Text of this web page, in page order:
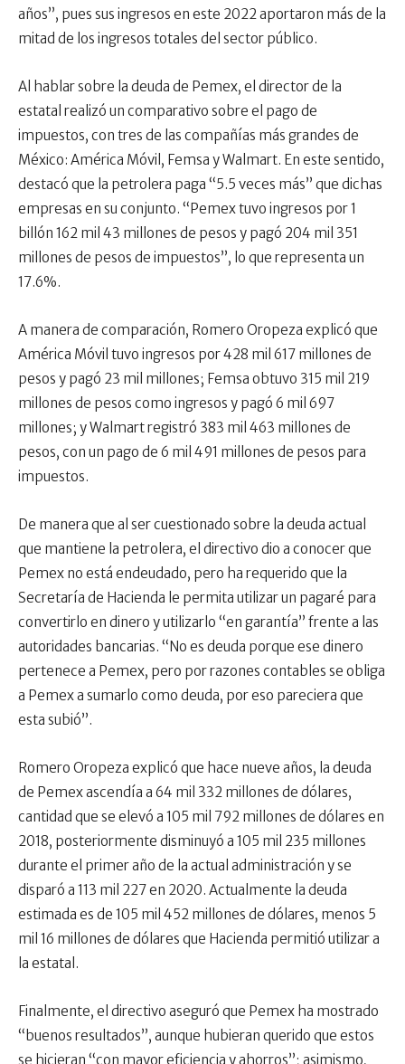
años”, pues sus ingresos en este 2022 aportaron más de la
mitad de los ingresos totales del sector público.
Al hablar sobre la deuda de Pemex, el director de la
estatal realizó un comparativo sobre el pago de
impuestos, con tres de las compañías más grandes de
México: América Móvil, Femsa y Walmart. En este sentido,
destacó que la petrolera paga “5.5 veces más” que dichas
empresas en su conjunto. “Pemex tuvo ingresos por 1
billón 162 mil 43 millones de pesos y pagó 204 mil 351
millones de pesos de impuestos”, lo que representa un
17.6%.
A manera de comparación, Romero Oropeza explicó que
América Móvil tuvo ingresos por 428 mil 617 millones de
pesos y pagó 23 mil millones; Femsa obtuvo 315 mil 219
millones de pesos como ingresos y pagó 6 mil 697
millones; y Walmart registró 383 mil 463 millones de
pesos, con un pago de 6 mil 491 millones de pesos para
impuestos.
De manera que al ser cuestionado sobre la deuda actual
que mantiene la petrolera, el directivo dio a conocer que
Pemex no está endeudado, pero ha requerido que la
Secretaría de Hacienda le permita utilizar un pagaré para
convertirlo en dinero y utilizarlo “en garantía” frente a las
autoridades bancarias. “No es deuda porque ese dinero
pertenece a Pemex, pero por razones contables se obliga
a Pemex a sumarlo como deuda, por eso pareciera que
esta subió”.
Romero Oropeza explicó que hace nueve años, la deuda
de Pemex ascendía a 64 mil 332 millones de dólares,
cantidad que se elevó a 105 mil 792 millones de dólares en
2018, posteriormente disminuyó a 105 mil 235 millones
durante el primer año de la actual administración y se
disparó a 113 mil 227 en 2020. Actualmente la deuda
estimada es de 105 mil 452 millones de dólares, menos 5
mil 16 millones de dólares que Hacienda permitió utilizar a
la estatal.
Finalmente, el directivo aseguró que Pemex ha mostrado
“buenos resultados”, aunque hubieran querido que estos
se hicieran “con mayor eficiencia y ahorros”; asimismo,